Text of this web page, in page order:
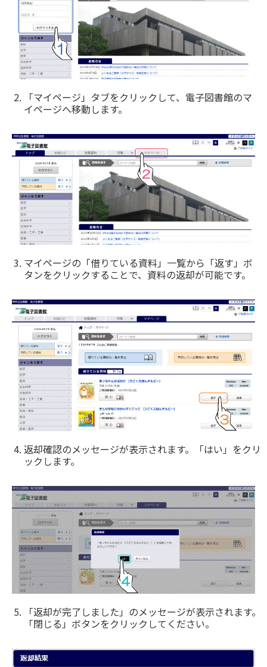
「マイページ」タブをクリックして、電子図書館のマ
イページへ移動します。
マイページの「借りている資料」一覧から「返す」ボ
タンをクリックすることで、資料の返却が可能です。
返却確認のメッセージが表示されます。「はい」をクリ
ックします。
「返却が完了しました」のメッセージが表示されます。
「閉じる」ボタンをクリックしてください。